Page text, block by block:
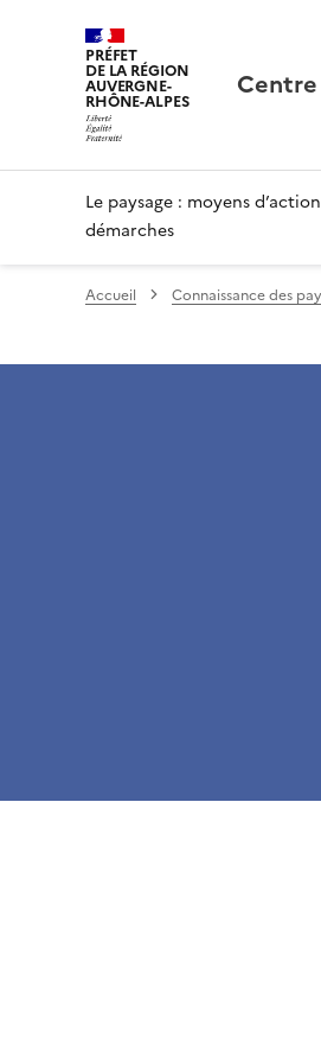
PRÉFET
DE LA RÉGION
AUVERGNE-
RHÔNE-ALPES
Le paysage : moyens
démarches
Accueil Connaissance des